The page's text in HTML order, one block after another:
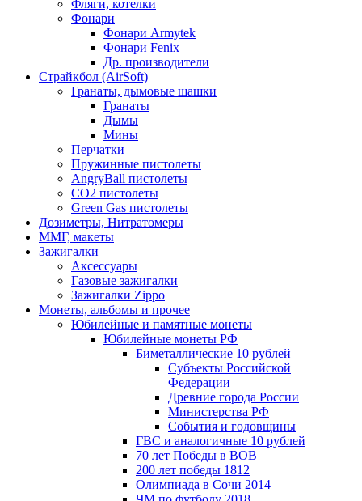
Фляги, котелки
Фонари
Фонари Armytek
Фонари Fenix
Др. производители
Страйкбол (AirSoft)
Гранаты, дымовые шашки
Гранаты
Дымы
Мины
Перчатки
Пружинные пистолеты
AngryBall пистолеты
CO2 пистолеты
Green Gas пистолеты
Дозиметры, Нитратомеры
ММГ, макеты
Зажигалки
Аксессуары
Газовые зажигалки
Зажигалки Zippo
Монеты, альбомы и прочее
Юбилейные и памятные монеты
Юбилейные монеты РФ
Биметаллические 10 рублей
Субъекты Российской
Федерации
Древние города России
Министерства РФ
События и годовщины
ГВС и аналогичные 10 рублей
70 лет Победы в ВОВ
200 лет победы 1812
Олимпиада в Сочи 2014